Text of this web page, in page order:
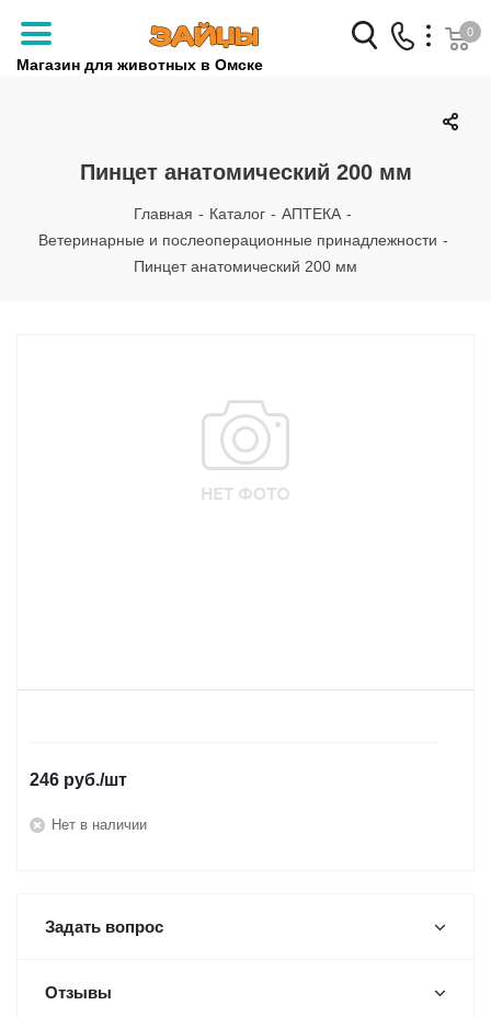
Магазин для животных в Омске
Заказать звонок
+7 (3812) 79-04-04
+7 (950) 959-88-32
0
Пинцет анатомический 200 мм
Главная - Каталог - АПТЕКА -
Ветеринарные и послеоперационные принадлежности -
Пинцет анатомический 200 мм
246 руб./шт
Нет в наличии
Задать вопрос
Отзывы